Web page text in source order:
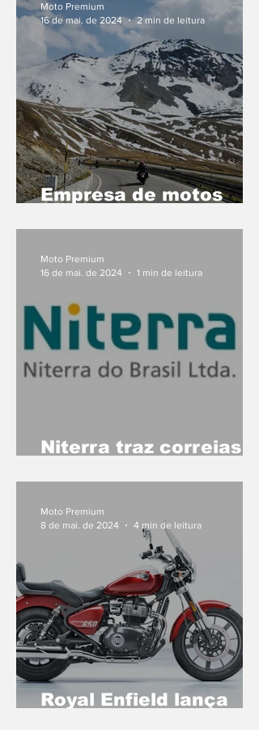
Empresa de motos
aumenta seu mercado
Moto Premium
16 de mai. de 2024
2 min de leitura
Niterra traz correias e
Moto Premium
16 de mai. de 2024
1 min de leitura
Royal Enfield lança
Moto Premium
8 de mai. de 2024
4 min de leitura